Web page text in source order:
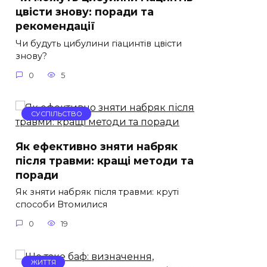
цвісти знову: поради та
рекомендації
Чи будуть цибулини гіацинтів цвісти
знову?
0 5
СУСПІЛЬСТВО
Як ефективно зняти набряк
після травми: кращі методи та
поради
Як зняти набряк після травми: круті
способи Втомилися
0 19
ЖИТТЯ